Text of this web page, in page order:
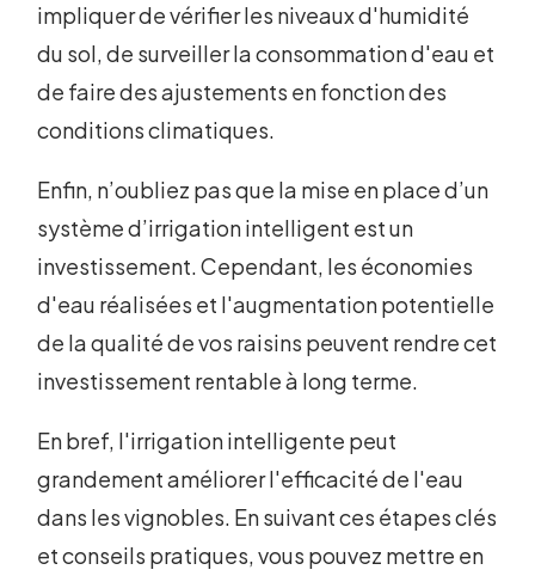
impliquer de vérifier les niveaux d'humidité
du sol, de surveiller la consommation d'eau et
de faire des ajustements en fonction des
conditions climatiques.
Enfin, n’oubliez pas que la mise en place d’un
système d’irrigation intelligent est un
investissement. Cependant, les économies
d'eau réalisées et l'augmentation potentielle
de la qualité de vos raisins peuvent rendre cet
investissement rentable à long terme.
En bref, l'irrigation intelligente peut
grandement améliorer l'efficacité de l'eau
dans les vignobles. En suivant ces étapes clés
et conseils pratiques, vous pouvez mettre en